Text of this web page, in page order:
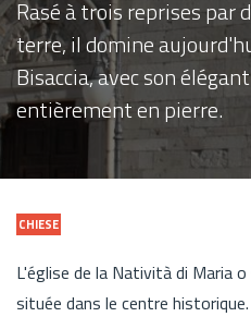
Rasé à trois reprises par
terre, il domine
Bisaccia, avec son
entièrement en pierre.
CHIESE
L'église de la Natività di Maria
située dans le centre historique.